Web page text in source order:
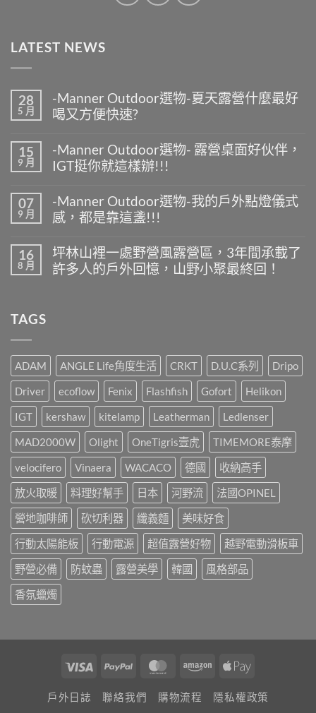
LATEST NEWS
28
5 月
-Manner Outdoor選物-夏天露營什麼最好
喝又方便快速?
Manner
Outdoor
夏
天
露
什
麼
最
好
中
無
留
言
15
9 月
-Manner Outdoor選物- 露營桌面好伙伴，
IGT挺你就這樣辦!!!
Manner
Outdoor
選
露
營
桌
這
樣
辦!!!〉
中
無
留
言
07
9 月
-Manner Outdoor選物-我的戶外點燈儀式
感，都是靠這盞!!!
〈-
Manner
Outdoor
選
燈
式
感，
都
是
靠
這
盞!!!〉
中
無
留
言
16
8 月
坪林山裡一處野營風露營區，3年間承載了
許多人的戶外回憶，山野小聚最終回！
處
營
露
營
區，
3
年
間
承
載
了
許
多
人
的
戶
外
回
憶，
山
野
TAGS
ADAM ANGLE Life角度生活 CRKT D.U.C系列
Dripo
Driver
ecoflow Fenix Flashfish Gofort
Helikon
IGT
kershaw kitelamp Leatherman
Ledlenser
MAD2000W
Olight OneTigris壹虎
TIMEMORE泰摩
velocifero
Vinaera WACACO 德國
收納高手
放火取暖
料理好幫手 日本 河野流
法國OPINEL
營地咖啡師
砍切利器 纖義麵
美味好食
行動太陽能板
行動電源 超值露營好物
越野電動滑板車
野營必備
防蚊蟲 露營美學 韓國
風格部品
香氛蠟燭
Visa PayPal MasterCard
AmazonApple
戶外日誌 聯絡我們 購物流程 隱私權政策